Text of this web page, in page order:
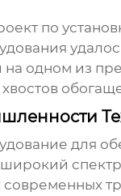
по
на одном из
для